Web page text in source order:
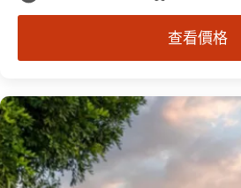
查看價格